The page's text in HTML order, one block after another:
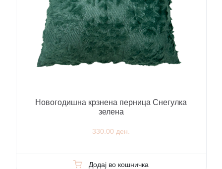
Новогодишна крзнена перница Снегулка
зелена
330.00 ден.
Додај во кошничка